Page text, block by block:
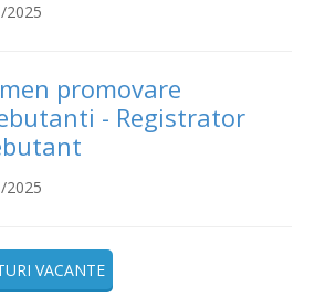
2025
promovare
- Registrator
2025
VACANTE